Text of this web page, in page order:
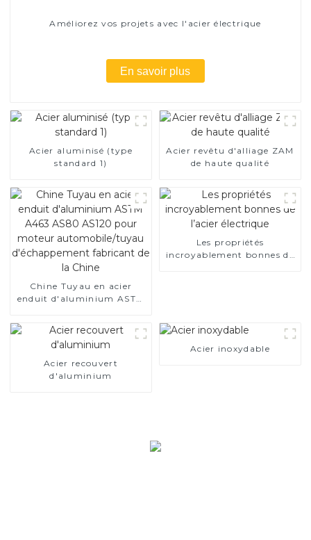
Améliorez vos projets avec l'acier électrique
En savoir plus
Acier aluminisé (type
standard 1)
Acier revêtu d'alliage ZAM
de haute qualité
Chine Tuyau en acier
enduit d'aluminium ASTM
moteur automobile/tuyau
d'échappement fabricant
de la Chine
Les propriétés
incroyablement bonnes de
Acier recouvert
d'aluminium
Acier inoxydable